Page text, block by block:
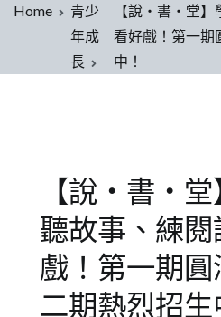
Home
青少
年成
長
【說‧書‧堂】
看好戲！第一期
中！
【說‧書‧堂
聽故事、練閱
戲！第一期
二期熱烈招生